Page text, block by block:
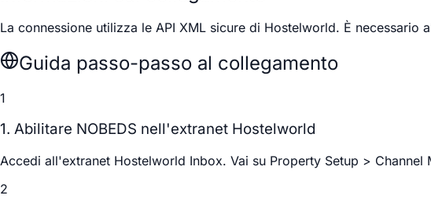
La connessione utilizza le API XML sicure di Hostelworld. È
Guida passo-passo al collegamento
1
1. Abilitare NOBEDS nell'extranet Hostelworld
Accedi all'extranet Hostelworld Inbox. Vai su Property Setup > Channel
2